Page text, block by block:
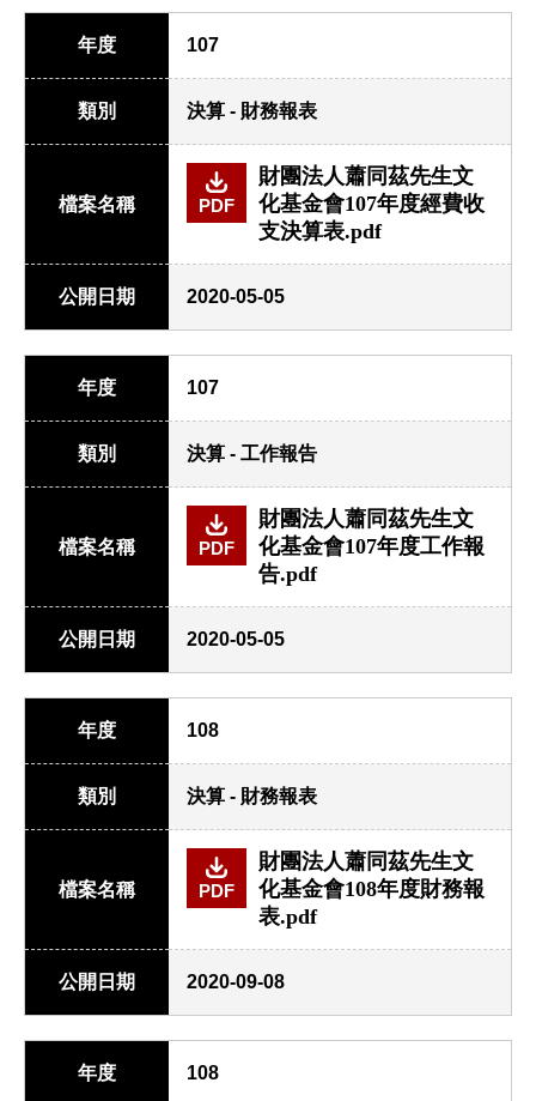
年度 107
類別 決算 - 財務報表
檔案名稱 PDF
財團法人蕭同茲先生文
化基金會107年度經費收
支決算表.pdf
公開日期 2020-05-05
年度 107
類別 決算 - 工作報告
檔案名稱 PDF
財團法人蕭同茲先生文
化基金會107年度工作報
告.pdf
公開日期 2020-05-05
年度 108
類別 決算 - 財務報表
檔案名稱 PDF
財團法人蕭同茲先生文
化基金會108年度財務報
表.pdf
公開日期 2020-09-08
年度 108